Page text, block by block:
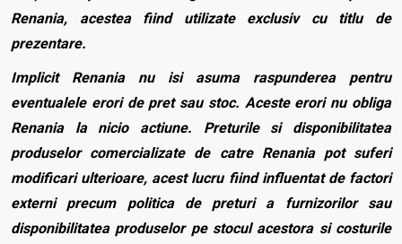
Renania, acestea fiind utilizate exclusiv cu titlu de
prezentare.
Implicit Renania nu isi asuma raspunderea pentru
eventualele erori de pret sau stoc. Aceste erori nu obliga
Renania la nicio actiune. Preturile si disponibilitatea
produselor comercializate de catre Renania pot suferi
modificari ulterioare, acest lucru fiind influentat de factori
externi precum politica de preturi a furnizorilor sau
disponibilitatea produselor pe stocul acestora si costurile